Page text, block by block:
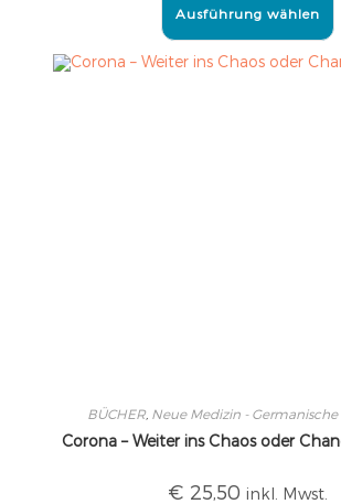
Ausführung wählen
BÜCHER, Neue Medizin -
Corona – Weiter ins Chaos oder
€ 25,50 inkl. Mwst.